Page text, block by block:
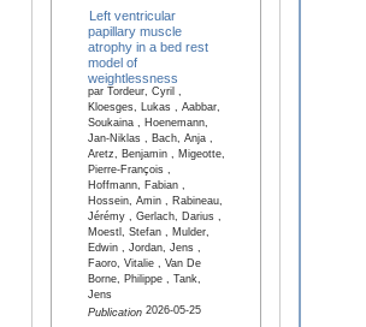
Left ventricular
papillary muscle
atrophy in a bed rest
model of
weightlessness
par Tordeur, Cyril ,
Kloesges, Lukas , Aabbar,
Soukaina , Hoenemann,
Jan-Niklas , Bach, Anja ,
Aretz, Benjamin , Migeotte,
Pierre-François ,
Hoffmann, Fabian ,
Hossein, Amin , Rabineau,
Jérémy , Gerlach, Darius ,
Moestl, Stefan , Mulder,
Edwin , Jordan, Jens ,
Faoro, Vitalie , Van De
Borne, Philippe , Tank,
Jens
Publication2026-05-25